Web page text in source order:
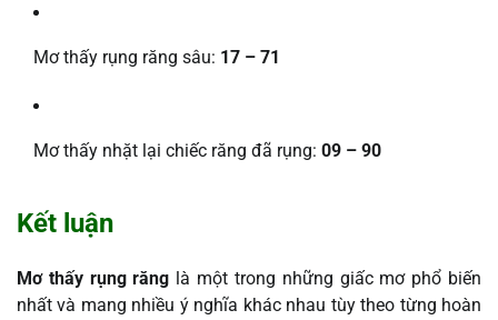
Mơ thấy rụng răng sâu: 17 – 71
Mơ thấy nhặt lại chiếc răng đã rụng: 09 – 90
Kết luận
Mơ thấy rụng răng là một trong những giấc mơ phổ biến
nhất và mang nhiều ý nghĩa khác nhau tùy theo từng hoàn